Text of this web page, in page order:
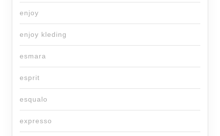
enjoy
enjoy kleding
esmara
esprit
esqualo
expresso